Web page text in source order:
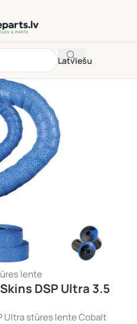
Latviešu
lente
DSP Ultra 3.5
Ultra stūres lente Cobalt